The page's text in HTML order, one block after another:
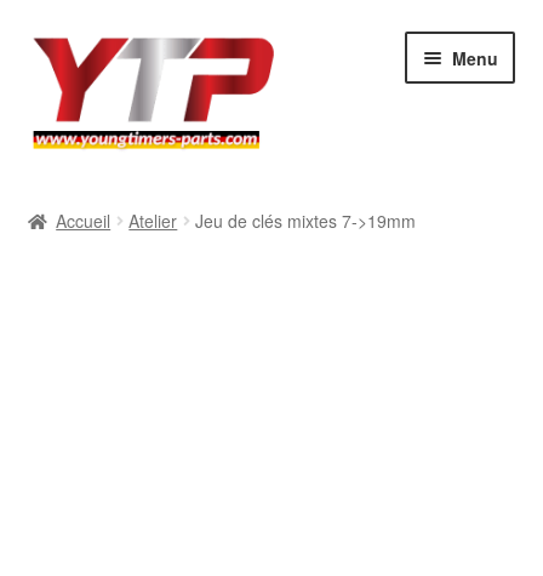
Aller
navigation
Aller
contenu
Menu
Accueil Atelier Jeu de clés mixtes 7->19mm